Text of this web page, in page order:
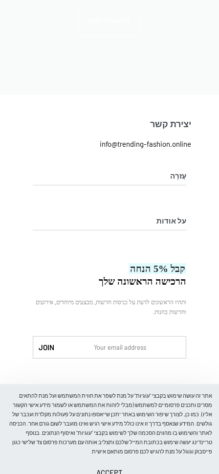
יצירת קשר
info@trending-fashion.online
עֶזרָה
מדיניות פרטיות
על אודות
עלינו
צור קשר
קבל 5% הנחה
הרכישה הראשונה שלך
ותהיו הראשונים לדעת על כניסות חדשות, מבצעים מיוחדים, אירועים
וחדשות בחנות.
לִקְנוֹת
חנות
חולצות
בלייזרים
אתר זה עושה שימוש בקבצי "עוגיות" על מנת לשפר את חווית המשתמש ועל מנת להתאים
מסרים ותכנים פרסומיים למשתמש (מבלי לזהות את המשתמש או לשמור מידע אישי הקשור
אליו). כמו כן, לצורך שיפור השימוש באתר יתכן שייאספו נתונים על פעולות מקלדת ועכבר של
גולשים. המידע שנאסף בדרך זו אינו כולל מידע אישי רגיש ואינו מועבר לשום גורם אחר. הכניסה
לאתר והשימוש בו מהווים הסכמה שלך לשימוש בקבצי "עוגיות" ואיסוף הנתונים. בנוסף
טריינדינג יעשה שימוש בכתובת המייל שלכם ותצליב אותה עם מערכות פרסום צד שלישי כגון
פייסבוק וגוגל על מנת להגיש לכם פרסום מותאם אישית.